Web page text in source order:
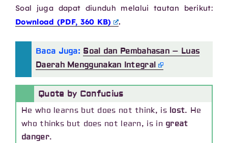
Soal juga dapat diunduh melalui tautan berikut:
Download (PDF, 360 KB)
.
Baca Juga: Soal dan Pembahasan – Luas
Daerah Menggunakan Integral
Quote by Confucius
He who learns but does not think, is lost. He
who thinks but does not learn, is in great
danger.